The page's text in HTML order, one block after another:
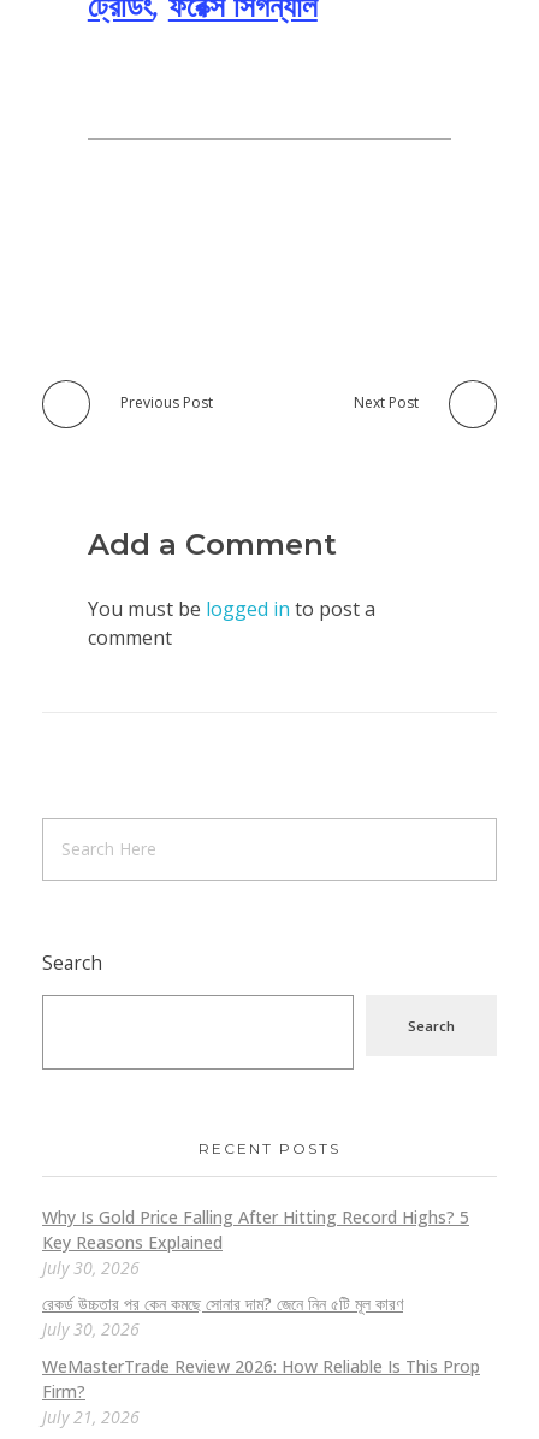
Previous Post Next Post
Add a Comment
You must be logged in to post a
comment
Search
Search
RECENT POSTS
Why Is Gold Price Falling After Hitting Record Highs? 5
Key Reasons Explained
July 30, 2026
রেকর্ড উচ্চতার পর কেন কমছে সোনার দাম? জেনে নিন ৫টি মূল কারণ
July 30, 2026
WeMasterTrade Review 2026: How Reliable Is This Prop
Firm?
July 21, 2026